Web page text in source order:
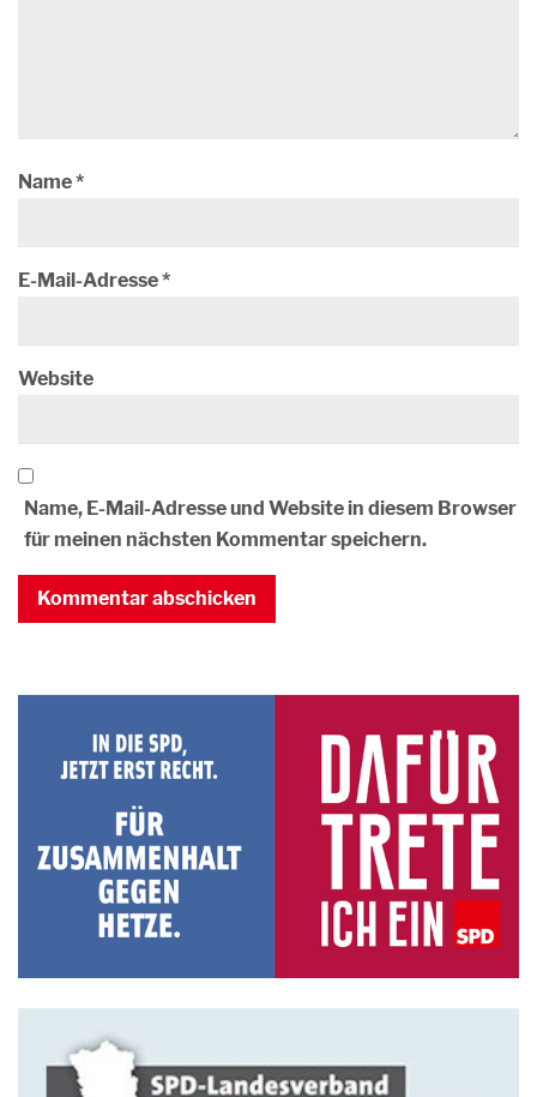
Name*
E-Mail-Adresse*
Website
Name, E-Mail-Adresse und Website in diesem Browser
für meinen nächsten Kommentar speichern.